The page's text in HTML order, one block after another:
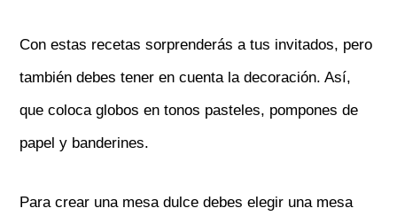
Con estas recetas sorprenderás a tus invitados, pero
también debes tener en cuenta la decoración. Así,
que coloca globos en tonos pasteles, pompones de
papel y banderines.
Para crear una mesa dulce debes elegir una mesa